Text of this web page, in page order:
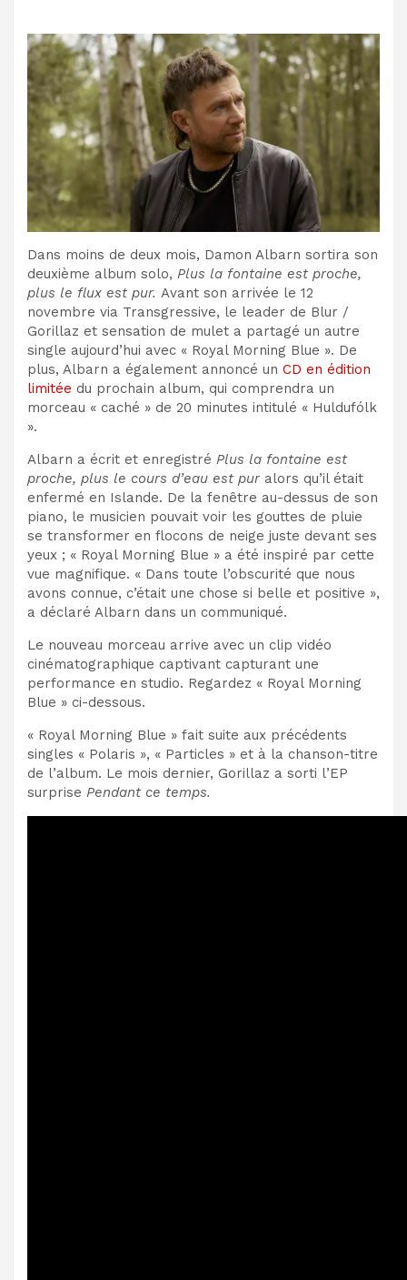
Dans moins de deux mois, Damon Albarn sortira son
deuxième album solo, Plus la fontaine est proche,
plus le flux est pur. Avant son arrivée le 12
novembre via Transgressive, le leader de Blur /
Gorillaz et sensation de mulet a partagé un autre
single aujourd’hui avec « Royal Morning Blue ». De
plus, Albarn a également annoncé un CD en édition
limitée du prochain album, qui comprendra un
morceau « caché » de 20 minutes intitulé « Huldufólk
».
Albarn a écrit et enregistré Plus la fontaine est
proche, plus le cours d’eau est pur alors qu’il était
enfermé en Islande. De la fenêtre au-dessus de son
piano, le musicien pouvait voir les gouttes de pluie
se transformer en flocons de neige juste devant ses
yeux ; « Royal Morning Blue » a été inspiré par cette
vue magnifique. « Dans toute l’obscurité que nous
avons connue, c’était une chose si belle et positive »,
a déclaré Albarn dans un communiqué.
Le nouveau morceau arrive avec un clip vidéo
cinématographique captivant capturant une
performance en studio. Regardez « Royal Morning
Blue » ci-dessous.
« Royal Morning Blue » fait suite aux précédents
singles « Polaris », « Particles » et à la chanson-titre
de l’album. Le mois dernier, Gorillaz a sorti l’EP
surprise Pendant ce temps.